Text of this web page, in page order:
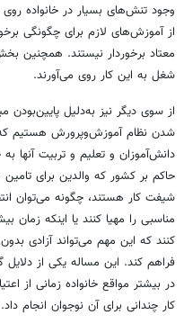
وجود تنش‌های بسیار در خانواده
از آموزش‌های لازم برای چگونگی
معتاد برخوردار نیستند. همچنین
شغل به این کار روی می‌آورند.
از سوی دیگر نیز به‌دلیل پایین‌بودن
شدن نظام آموزش‌وپرورش هستیم
دانش‌آموزان و تعلیم و تربیت آنها
حاکم بر کشور که والدین برای
شیفت کار هستند، چگونه می‌توان
مناسبی را مهیا کنند یا اینکه
کنند که این مهم می‌تواند آزادی
فراهم کند. این مساله یکی از
در بیشتر مواقع خانواده زمانی از
کار چندانی برای آن نوجوان انجام داد.